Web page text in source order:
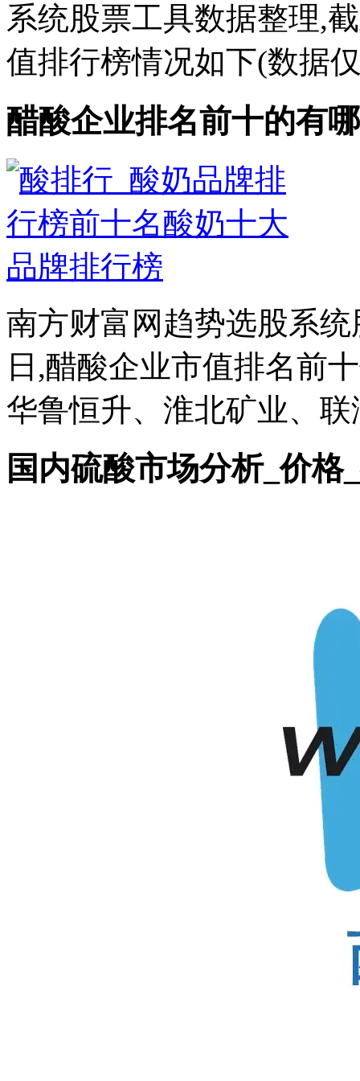
系统股票工具数据整理,
值排行榜情况如下(数据
醋酸企业排名前十的有
南方财富网趋势选股系
日,醋酸企业市值排名前
华鲁恒升、淮北矿业、
国内硫酸市场分析_价格